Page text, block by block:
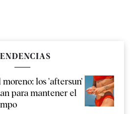
los 'aftersun'
para mantener el